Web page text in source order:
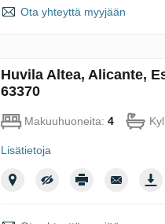
Ota yhteyttä myyjään
Huvila Altea, Alicante,
63370
Makuuhuoneita: 4
Lisätietoja